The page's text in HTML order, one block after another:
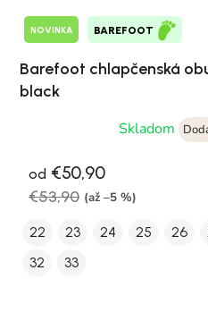
NOVINKA BAREFOOT
Barefoot chlapčenská
black
Skladom
od €50,90
€53,90 (až –5 %)
22 23 24 25 26
32
33